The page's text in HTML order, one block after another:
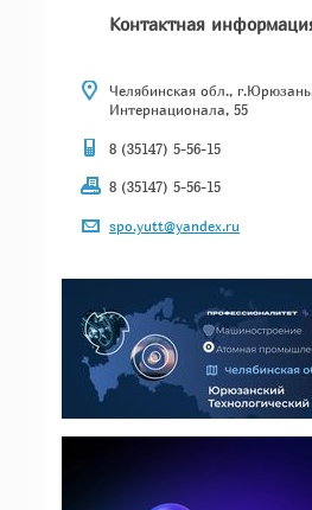
Контактная
Челябинская обл.,
Интернационала, 55
8 (35147) 5-56-15
8 (35147) 5-56-15
spo.yutt@yandex.ru